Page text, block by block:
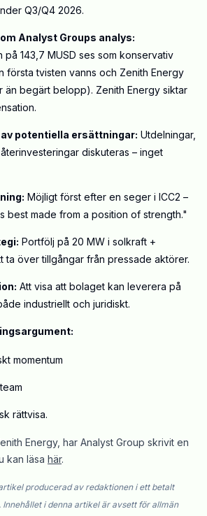
Q3/Q4 2026.
Analyst Groups analys:
på 143,7 MUSD ses som konservativ
första tvisten vanns och Zenith Energy
än begärt belopp). Zenith Energy siktar
potentiella ersättningar: Utdelningar,
diskuteras – inget
Möjligt först efter en seger i ICC2 –
best made from a position of strength."
Portfölj på 20 MW i solkraft +
ta över tillgångar från pressade aktörer.
Att visa att bolaget kan leverera på
industriellt och juridiskt.
momentum
rättvisa.
Energy, har Analyst Group skrivit en
kan läsa här.
producerad av redaktionen i ett betalt
Innehållet i denna artikel är avsett för allmän